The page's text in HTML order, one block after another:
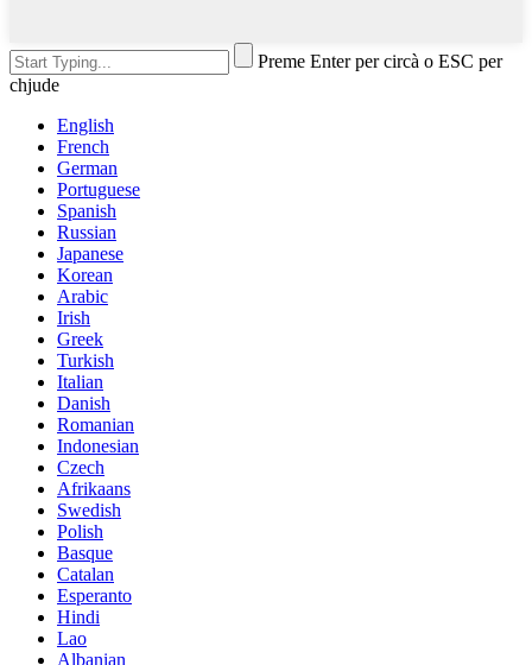
Preme Enter per circà o ESC per
chjude
English
French
German
Portuguese
Spanish
Russian
Japanese
Korean
Arabic
Irish
Greek
Turkish
Italian
Danish
Romanian
Indonesian
Czech
Afrikaans
Swedish
Polish
Basque
Catalan
Esperanto
Hindi
Lao
Albanian